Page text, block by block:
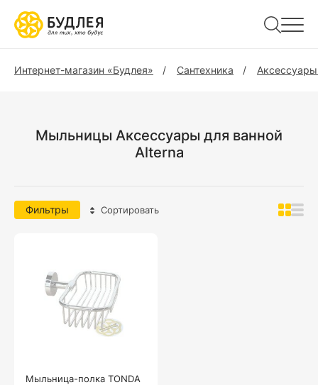
Интернет-магазин «Будлея» Сантехника
Мыльницы Аксессуары для ванной
Alterna
Фильтры Сортировать
Мыльница-полка TONDA